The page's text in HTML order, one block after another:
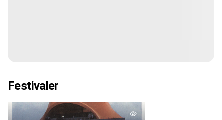
Festivaler